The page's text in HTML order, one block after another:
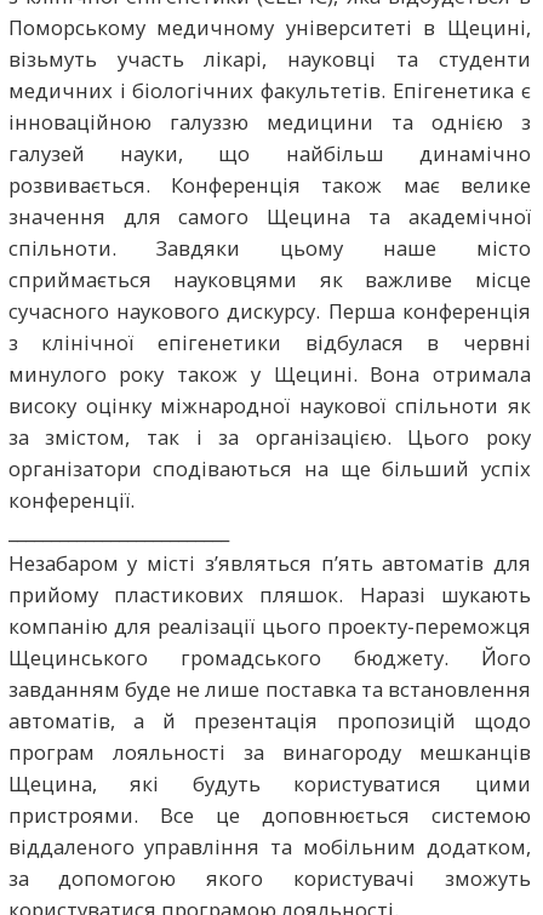
Поморському медичному університеті в Щецині,
візьмуть участь лікарі, науковці та студенти
медичних і біологічних факультетів. Епігенетика є
інноваційною галуззю медицини та однією з
галузей науки, що найбільш динамічно
розвивається. Конференція також має велике
значення для самого Щецина та академічної
спільноти. Завдяки цьому наше місто
сприймається науковцями як важливе місце
сучасного наукового дискурсу. Перша конференція
з клінічної епігенетики відбулася в червні
минулого року також у Щецині. Вона отримала
високу оцінку міжнародної наукової спільноти як
за змістом, так і за організацією. Цього року
організатори сподіваються на ще більший успіх
конференції.
Незабаром у місті з’являться п’ять автоматів для
прийому пластикових пляшок. Наразі шукають
компанію для реалізації цього проекту-переможця
Щецинського громадського бюджету. Його
завданням буде не лише поставка та встановлення
автоматів, а й презентація пропозицій щодо
програм лояльності за винагороду мешканців
Щецина, які будуть користуватися цими
пристроями. Все це доповнюється системою
віддаленого управління та мобільним додатком,
за допомогою якого користувачі зможуть